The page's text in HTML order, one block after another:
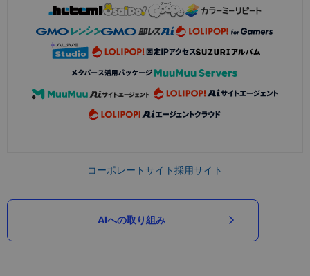
コーポレートサイト採用サイト
AIへの取り組み